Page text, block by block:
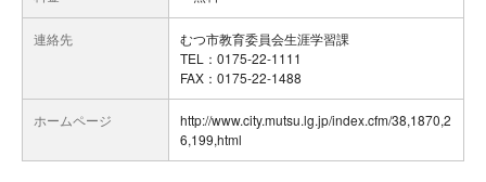
連絡先
むつ市教育委員会生涯学習課
TEL：0175-22-1111
FAX：0175-22-1488
ホームページ
http://www.city.mutsu.lg.jp/index.cfm/38,1870,2
6,199,html